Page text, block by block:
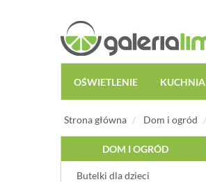
OŚWIETLENIE KUCHNIA
Strona główna Dom i ogród
DOM I OGRÓD
Butelki dla dzieci